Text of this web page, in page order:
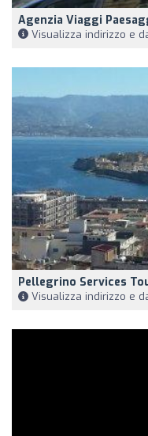
Agenzia Viaggi
Visualizza indirizzo e
Pellegrino Services
Visualizza indirizzo e